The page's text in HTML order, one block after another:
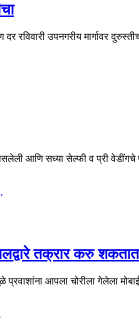
रविवारी उपनगरीय मार्गावर
आणि सध्या सेल्फी व प्री
तक्रार करु
आपला चोरीला गेलेला